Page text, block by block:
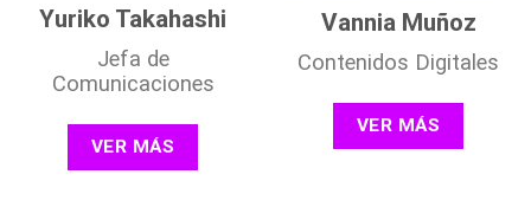
Yuriko Takahashi
Jefa de
Comunicaciones
VER MÁS
Vannia Muñoz
Contenidos Digitales
VER MÁS